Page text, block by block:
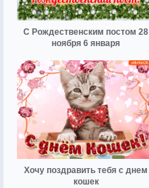
С Рождественским постом 28
ноября 6 января
Хочу поздравить тебя с днем
кошек